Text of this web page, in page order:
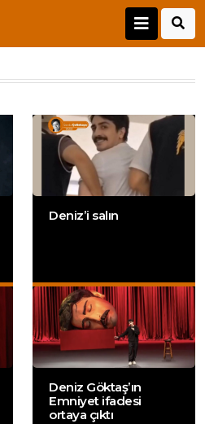
Deniz’i salın
Deniz Göktaş’ın
Emniyet ifadesi
ortaya çıktı